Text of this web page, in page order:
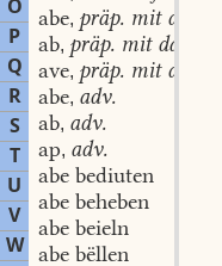
O
P
Q
R
S
T
U
V
W
abe, präp. mit dat.
ab, präp. mit dat.
ave, präp. mit dat.
abe, adv.
ab, adv.
ap, adv.
abe bediuten
abe beheben
abe beieln
abe bëllen